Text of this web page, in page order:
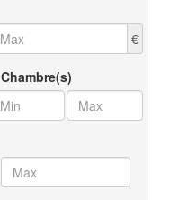
€
Chambre(s)